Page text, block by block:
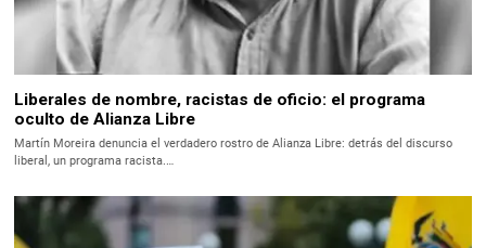
Liberales de nombre, racistas de oficio: el programa
oculto de Alianza Libre
Martín Moreira denuncia el verdadero rostro de Alianza Libre: detrás del discurso
liberal, un programa racista.…